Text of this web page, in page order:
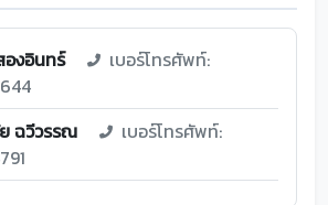
งอินทร์
เบอร์โทรศัพท์:
ฉวีวรรณ
เบอร์โทรศัพท์: